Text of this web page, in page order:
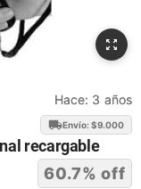
Hace: 3 años
Envío: $9.000
recargable
60.7% off